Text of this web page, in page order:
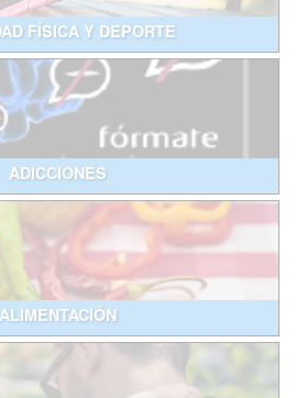
FÍSICA Y DEPORTE
ADICCIONES
ALIMENTACIÓN